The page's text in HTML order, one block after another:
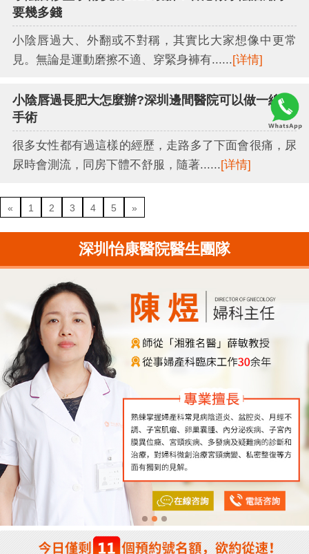
要幾多錢
小陰唇過大、外翻或不對稱，其實比大家想像中更常
見。無論是運動磨擦不適、穿緊身褲有......[详情]
小陰唇過長肥大怎麼辦?深圳邊間醫院可以做一線鮑
手術
很多女性都有過這樣的經歷，走路多了下面會很痛，尿
尿時會測流，同房下體不舒服，隨著......[详情]
« 1 2 3 4 5 »
深圳怡康醫院醫生團隊